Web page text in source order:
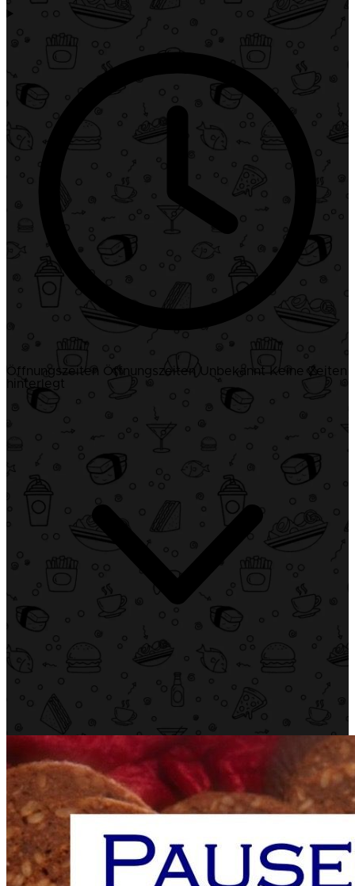
Öffnungszeiten Öffnungszeiten Unbekannt
Keine Zeiten
hinterlegt